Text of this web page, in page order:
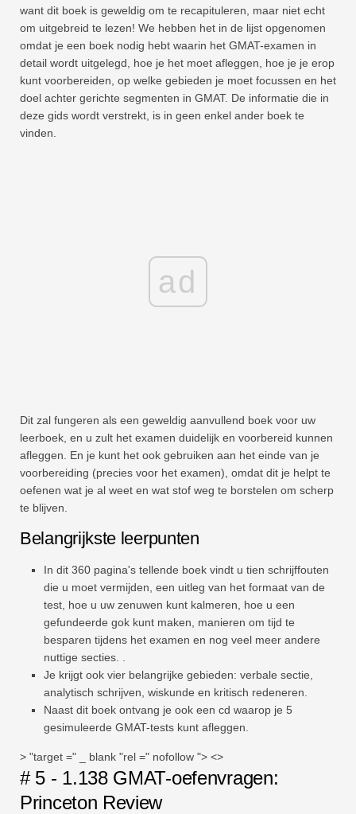
want dit boek is geweldig om te recapituleren, maar niet echt
om uitgebreid te lezen! We hebben het in de lijst opgenomen
omdat je een boek nodig hebt waarin het GMAT-examen in
detail wordt uitgelegd, hoe je het moet afleggen, hoe je je erop
kunt voorbereiden, op welke gebieden je moet focussen en het
doel achter gerichte segmenten in GMAT. De informatie die in
deze gids wordt verstrekt, is in geen enkel ander boek te
vinden.
ad
Dit zal fungeren als een geweldig aanvullend boek voor uw
leerboek, en u zult het examen duidelijk en voorbereid kunnen
afleggen. En je kunt het ook gebruiken aan het einde van je
voorbereiding (precies voor het examen), omdat dit je helpt te
oefenen wat je al weet en wat stof weg te borstelen om scherp
te blijven.
Belangrijkste leerpunten
In dit 360 pagina's tellende boek vindt u tien schrijffouten
die u moet vermijden, een uitleg van het formaat van de
test, hoe u uw zenuwen kunt kalmeren, hoe u een
gefundeerde gok kunt maken, manieren om tijd te
besparen tijdens het examen en nog veel meer andere
nuttige secties. .
Je krijgt ook vier belangrijke gebieden: verbale sectie,
analytisch schrijven, wiskunde en kritisch redeneren.
Naast dit boek ontvang je ook een cd waarop je 5
gesimuleerde GMAT-tests kunt afleggen.
> "target =" _ blank "rel =" nofollow "> <>
# 5 - 1.138 GMAT-oefenvragen:
Princeton Review